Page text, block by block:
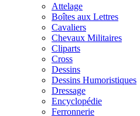
Attelage
Boîtes aux Lettres
Cavaliers
Chevaux Militaires
Cliparts
Cross
Dessins
Dessins Humoristiques
Dressage
Encyclopédie
Ferronnerie